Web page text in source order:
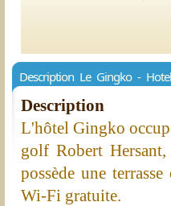
Description Le Gingko -
Description
L'hôtel Gingko
golf Robert
possède une
Wi-Fi gratuite.